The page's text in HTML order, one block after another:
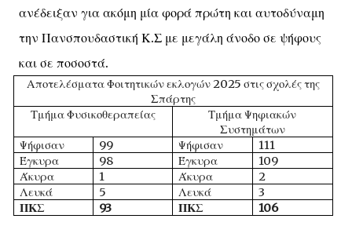
ανέδειξαν για ακόμη μία φορά πρώτη και αυτοδύναμη
την Πανσπουδαστική Κ.Σ με μεγάλη άνοδο σε ψήφους
και σε ποσοστά.
Αποτελέσματα Φοιτητικών εκλογών 2025 στις σχολές της
Σπάρτης
Τμήμα Φυσικοθεραπείας
Τμήμα Ψηφιακών
Συστημάτων
Ψήφισαν
99 Ψήφισαν
111
Έγκυρα
98 Έγκυρα
109
Άκυρα
1 Άκυρα
2
Λευκά
5 Λευκά
3
ΠΚΣ
93 ΠΚΣ 106